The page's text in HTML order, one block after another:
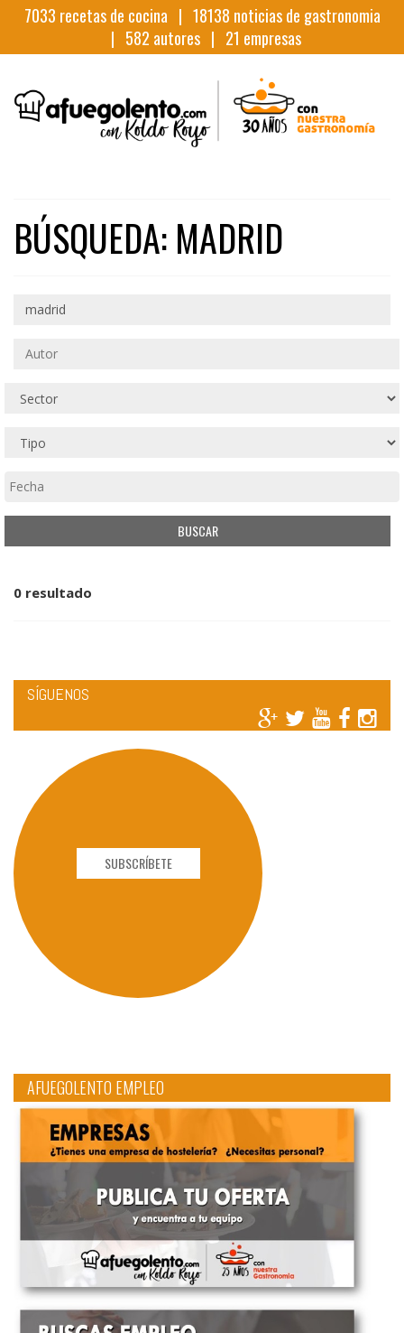
7033 recetas de cocina | 18138 noticias de gastronomia
| 582 autores | 21 empresas
BÚSQUEDA: MADRID
0 resultado
SÍGUENOS
SUBSCRÍBETE
AFUEGOLENTO EMPLEO